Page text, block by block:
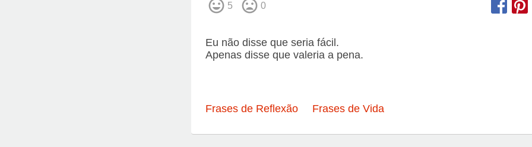
5 0
Eu não disse que seria fácil.
Apenas disse que valeria a pena.
Frases de Reflexão Frases de Vida